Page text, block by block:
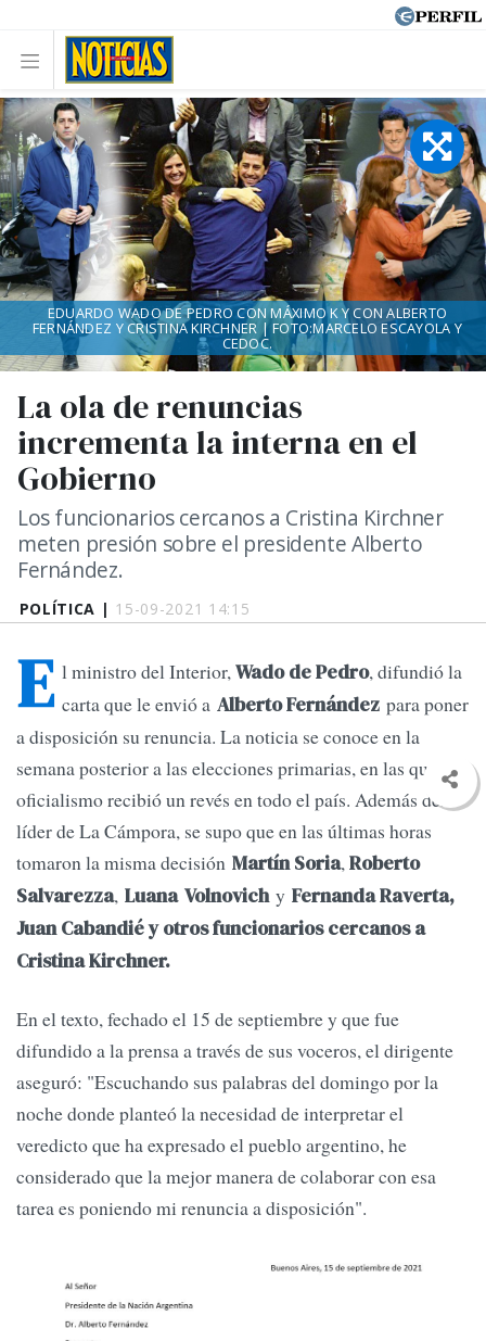
POLÍTICA | 15-09-2021 14:15
La ola de renuncias
incrementa la interna en el
Gobierno
Los funcionarios cercanos a Cristina Kirchner
meten presión sobre el presidente Alberto
Fernández.
EDUARDO WADO DE PEDRO CON MÁXIMO K Y CON ALBERTO
FERNÁNDEZ Y CRISTINA KIRCHNER | FOTO:MARCELO ESCAYOLA Y
CEDOC.
E l ministro del Interior,Wado de Pedro, difundió la
carta que le envió a Alberto Fernández para poner
a disposición su renuncia. La noticia se conoce en la
semana posterior a las elecciones primarias, en las que el
oficialismo recibió un revés en todo el país. Además del
líder de La Cámpora, se supo que en las últimas horas
tomaron la misma decisión Martín Soria,Roberto
Salvarezza, Luana Volnovichy Fernanda Raverta,
Juan Cabandié y otros funcionarios cercanos a
Cristina Kirchner.
En el texto, fechado el 15 de septiembre y que fue
difundido a la prensa a través de sus voceros, el dirigente
aseguró: "Escuchando sus palabras del domingo por la
noche donde planteó la necesidad de interpretar el
veredicto que ha expresado el pueblo argentino, he
considerado que la mejor manera de colaborar con esa
tarea es poniendo mi renuncia a disposición".